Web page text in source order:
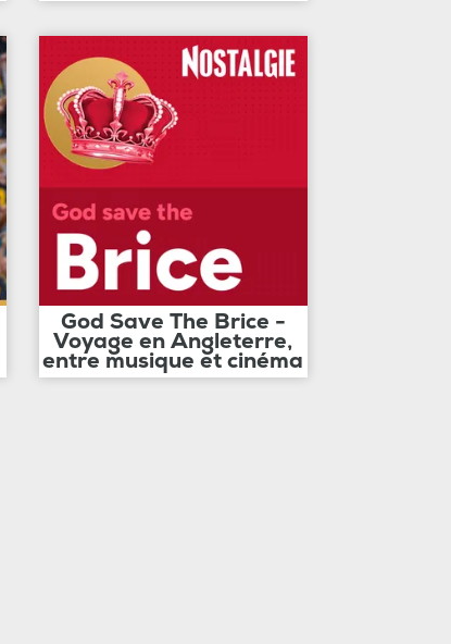
God Save The Brice -
Voyage en Angleterre,
entre musique et cinéma